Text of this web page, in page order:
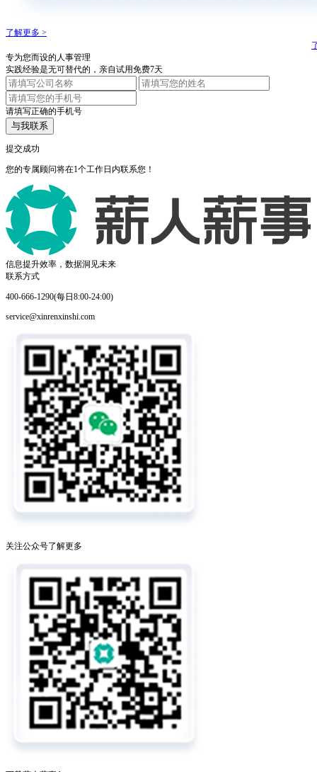
了解更多 >
专为您而设的人事管理
实践经验是无可替代的，亲自试用免费7天
请填写正确的手机号
与我联系
提交成功
您的专属顾问将在1个工作日内联系您！
信息提升效率，数据洞见未来
联系方式
400-666-1290(每日8:00-24:00)
service@xinrenxinshi.com
关注公众号了解更多